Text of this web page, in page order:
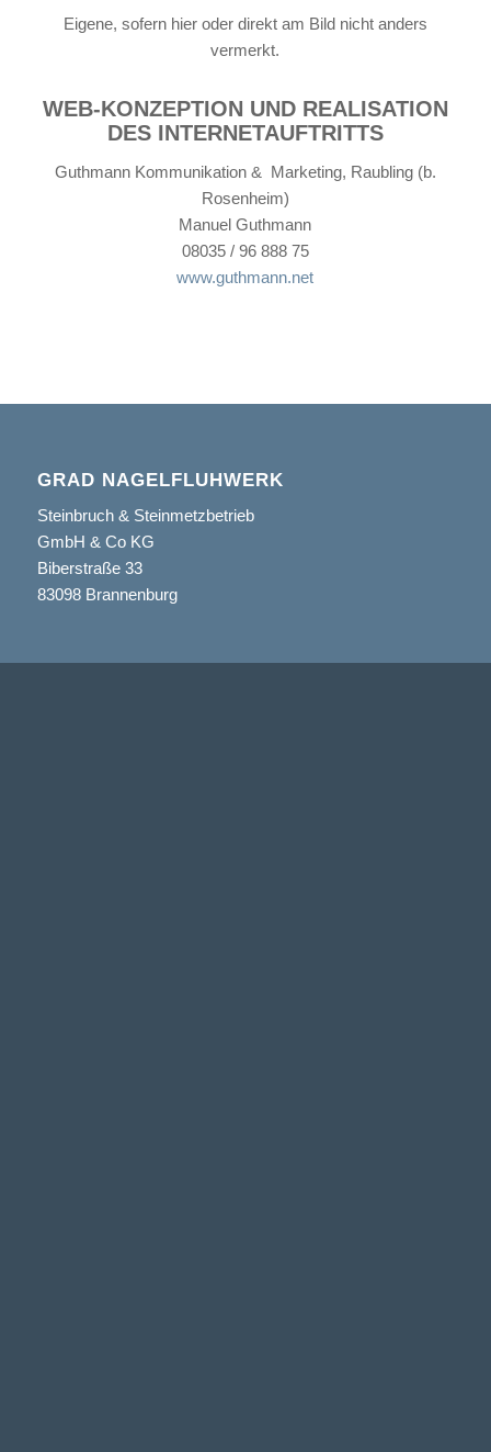
Eigene, sofern hier oder direkt am Bild nicht anders
vermerkt.
WEB-KONZEPTION UND REALISATION
DES INTERNETAUFTRITTS
Guthmann Kommunikation & Marketing, Raubling (b.
Rosenheim)
Manuel Guthmann
08035 / 96 888 75
www.guthmann.net
GRAD NAGELFLUHWERK
Steinbruch & Steinmetzbetrieb
GmbH & Co KG
Biberstraße 33
83098 Brannenburg